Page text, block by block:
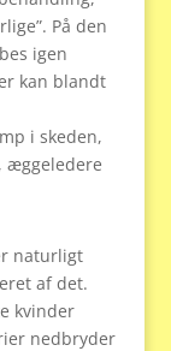
På den
igen
kan blandt
i skeden,
æggeledere
naturligt
af det.
kvinder
nedbryder